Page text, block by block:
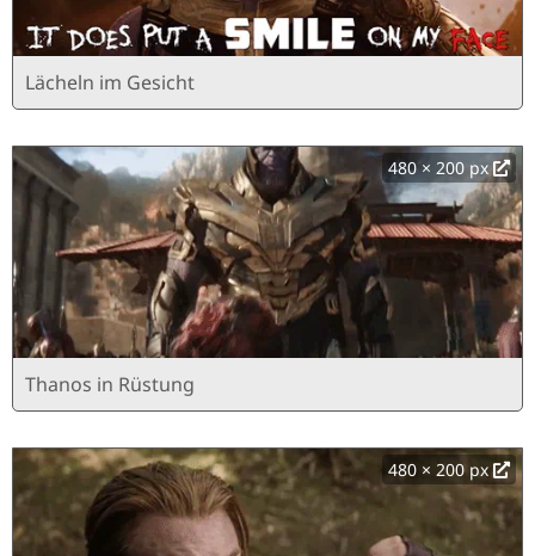
Lächeln im Gesicht
480 × 200 px
Thanos in Rüstung
480 × 200 px